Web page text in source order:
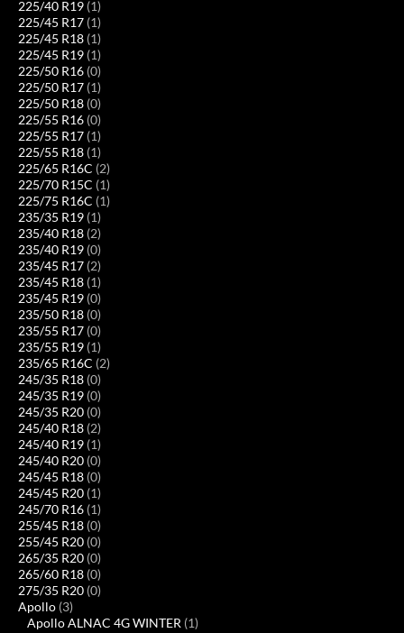
225/40 R19 (1)
225/45 R17 (1)
225/45 R18 (1)
225/45 R19 (1)
225/50 R16 (0)
225/50 R17 (1)
225/50 R18 (0)
225/55 R16 (0)
225/55 R17 (1)
225/55 R18 (1)
225/65 R16C (2)
225/70 R15C (1)
225/75 R16C (1)
235/35 R19 (1)
235/40 R18 (2)
235/40 R19 (0)
235/45 R17 (2)
235/45 R18 (1)
235/45 R19 (0)
235/50 R18 (0)
235/55 R17 (0)
235/55 R19 (1)
235/65 R16C (2)
245/35 R18 (0)
245/35 R19 (0)
245/35 R20 (0)
245/40 R18 (2)
245/40 R19 (1)
245/40 R20 (0)
245/45 R18 (0)
245/45 R20 (1)
245/70 R16 (1)
255/45 R18 (0)
255/45 R20 (0)
265/35 R20 (0)
265/60 R18 (0)
275/35 R20 (0)
Apollo (3)
Apollo ALNAC 4G WINTER (1)